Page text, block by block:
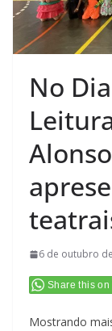
No
6 de outubro
Share this on
Mostrando